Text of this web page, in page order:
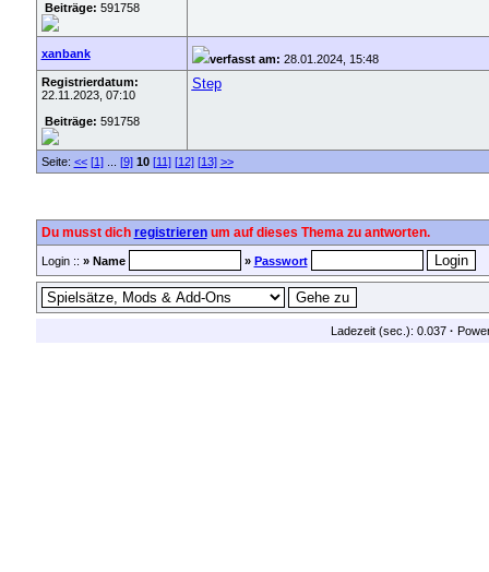
Beiträge: 591758
xanbank verfasst am: 28.01.2024, 15:48
Registrierdatum:
22.11.2023, 07:10
Beiträge: 591758
Step
Seite: << [1]... [9] 10 [11] [12] [13] >>
Du musst dich registrierenum auf dieses Thema zu antworten.
Login :: » Name » Passwort
Ladezeit (sec.): 0.037 ·